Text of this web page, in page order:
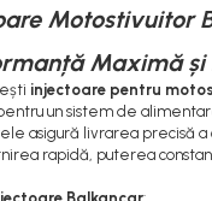
Motostivuitor
Maximă și
injectoare pentru
un sistem de
asigură livrarea precisă a
rapidă, puterea